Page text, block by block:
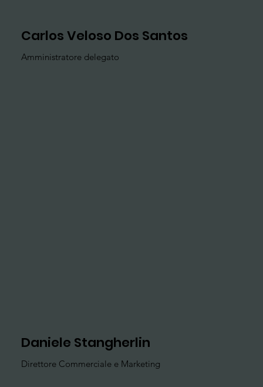
Carlos Veloso Dos Santos
Amministratore delegato
Daniele Stangherlin
Direttore Commerciale e Marketing